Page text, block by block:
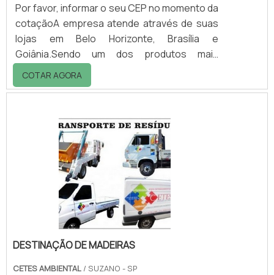
Por favor, informar o seu CEP no momento da
cotaçãoA empresa atende através de suas
lojas em Belo Horizonte, Brasília e
Goiânia.Sendo um dos produtos mais
práticos do mercado, o contentor de duas
rodas é utilizado para o armazenamento de
também pode ser usado para coleta
seletiva.Na fabricação dos contentores de
duas rodas, o corpo do produto é revestido
em polietileno de alta densidade, aditivado
contra ação dos raios UV, o que garante
durabilidade.
COTAR AGORA
DESTINAÇÃO DE MADEIRAS
CETES AMBIENTAL / SUZANO - SP